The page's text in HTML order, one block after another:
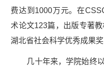
费达到1000万元。在
术论文123篇，出版专著
湖北省社会科学优秀成果
几十年来，学院始终以